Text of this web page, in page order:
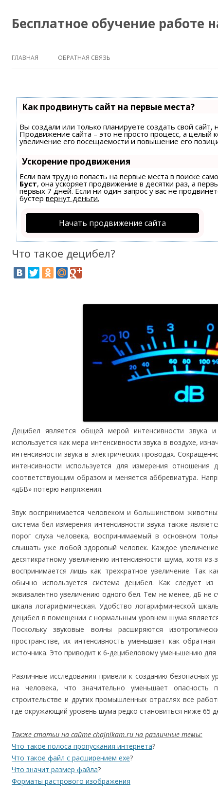
Бесплатное обучение работе
ГЛАВНАЯ ОБРАТНАЯ СВЯЗЬ
Как продвинуть сайт на первые места?
Вы создали или только планируете создать свой сайт,
Продвижение сайта – это не просто процесс, а целый
увеличение его посещаемости и повышение его
Ускорение продвижения
Если вам трудно попасть на первые места в поиске
Буст, она ускоряет продвижение в десятки раз, а
первых 7 дней. Если ни один запрос у вас не
бустер вернут деньги.
Начать продвижение сайта
Что такое децибел?
Децибел является общей мерой интенсивности звука
используется как мера интенсивности звука в воздухе,
интенсивности звука в электрических проводах.
интенсивности используется для измерения отношения
соответствующим образом и меняется аббревиатура.
«дБВ» потерю напряжения.
Звук воспринимается человеком и большинством
система бел измерения интенсивности звука также
порог слуха человека, воспринимаемый в основном
слышать уже любой здоровый человек. Каждое
десятикратному увеличению интенсивности шума, хотя
воспринимается лишь как трехкратное увеличение. Так
обычно используется система децибел. Как следует
эквивалентно увеличению одного бел. Тем не менее, дБ не
шкала логарифмическая. Удобство логарифмической
децибел в помещении с нормальным уровнем шума
Поскольку звуковые волны расширяются
пространстве, их интенсивность уменьшает как
источника. Это приводит к 6-децибеловому уменьшению
Различные исследования привели к созданию безопасных
на человека, что значительно уменьшает опасность
строительстве и других промышленных отраслях все
где окружающий уровень шума редко становиться ниже 65
Также статьи на сайте chajnikam.ru на различные темы:
Что такое полоса пропускания интернета?
Что такое файл с расширением exe?
Что значит размер файла?
Форматы растрового изображения